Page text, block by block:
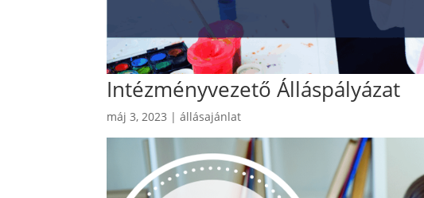
Intézményvezető Álláspályázat
máj 3, 2023 |állásajánlat